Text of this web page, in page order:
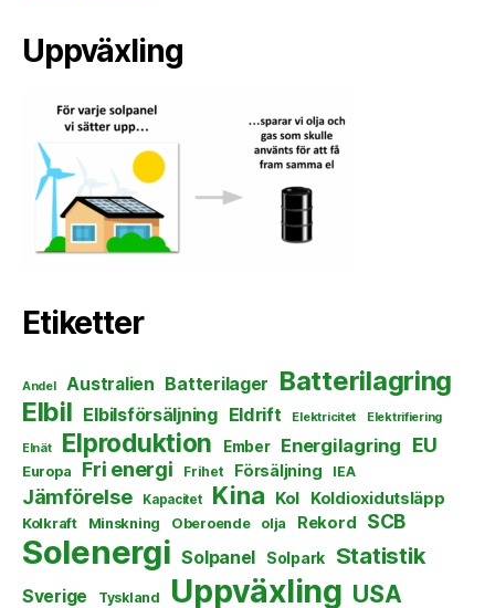
Uppväxling
Etiketter
Andel Australien Batterilager Batterilagring
Elbil Elbilsförsäljning Eldrift Elektricitet Elektrifiering
Elnät Elproduktion Ember Energilagring EU
Europa Fri energi Frihet Försäljning IEA
Jämförelse Kapacitet Kina Kol Koldioxidutsläpp
Kolkraft Minskning Oberoende olja Rekord SCB
Solenergi Solpanel Solpark Statistik
Sverige Tyskland Uppväxling USA